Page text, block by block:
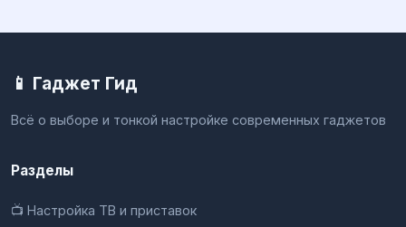
📱 Гаджет Гид
Всё о выборе и тонкой настройке современных гаджетов
Разделы
📺 Настройка ТВ и приставок